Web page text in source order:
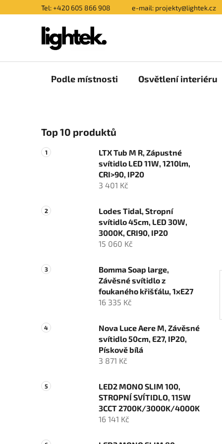
na
Tel: +420 605 866 908 e-mail: projekty@lightek.cz
Podle místnosti Osvětlení interiéru
o
s
t
n
n
e
Top 10 produktů
LTX Tub M R, Zápustné
svítidlo LED 11W, 1210lm,
CRI>90, IP20
3 401 Kč
Lodes Tidal, Stropní
svítidlo 45cm, LED 30W,
3000K, CRI90, IP20
15 060 Kč
Bomma Soap large,
Závěsné svítidlo z
foukaného křišťálu, 1xE27
16 335 Kč
Nova Luce Aere M, Závěsné
svítidlo 50cm, E27, IP20,
Pískově bílá
3 871 Kč
LED2 MONO SLIM 100,
STROPNÍ SVÍTIDLO, 115W
3CCT 2700K/3000K/4000K
16 141 Kč